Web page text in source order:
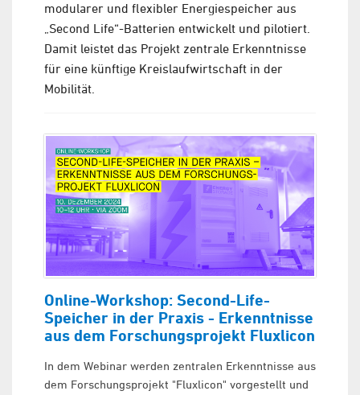
modularer und flexibler Energiespeicher aus
„Second Life“-Batterien entwickelt und pilotiert.
Damit leistet das Projekt zentrale Erkenntnisse
für eine künftige Kreislaufwirtschaft in der
Mobilität.
Online-Workshop: Second-Life-
Speicher in der Praxis - Erkenntnisse
aus dem Forschungsprojekt Fluxlicon
In dem Webinar werden zentralen Erkenntnisse aus
dem Forschungsprojekt "Fluxlicon" vorgestellt und